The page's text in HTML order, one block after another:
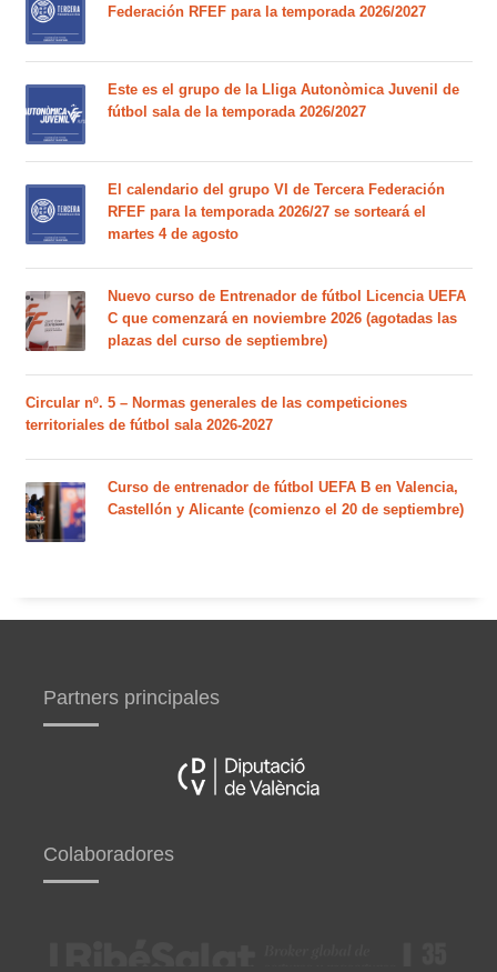
Federación RFEF para la temporada 2026/2027
Este es el grupo de la Lliga Autonòmica Juvenil de
fútbol sala de la temporada 2026/2027
El calendario del grupo VI de Tercera Federación
RFEF para la temporada 2026/27 se sorteará el
martes 4 de agosto
Nuevo curso de Entrenador de fútbol Licencia UEFA
C que comenzará en noviembre 2026 (agotadas las
plazas del curso de septiembre)
Circular nº. 5 – Normas generales de las competiciones
territoriales de fútbol sala 2026-2027
Curso de entrenador de fútbol UEFA B en Valencia,
Castellón y Alicante (comienzo el 20 de septiembre)
Partners principales
Colaboradores